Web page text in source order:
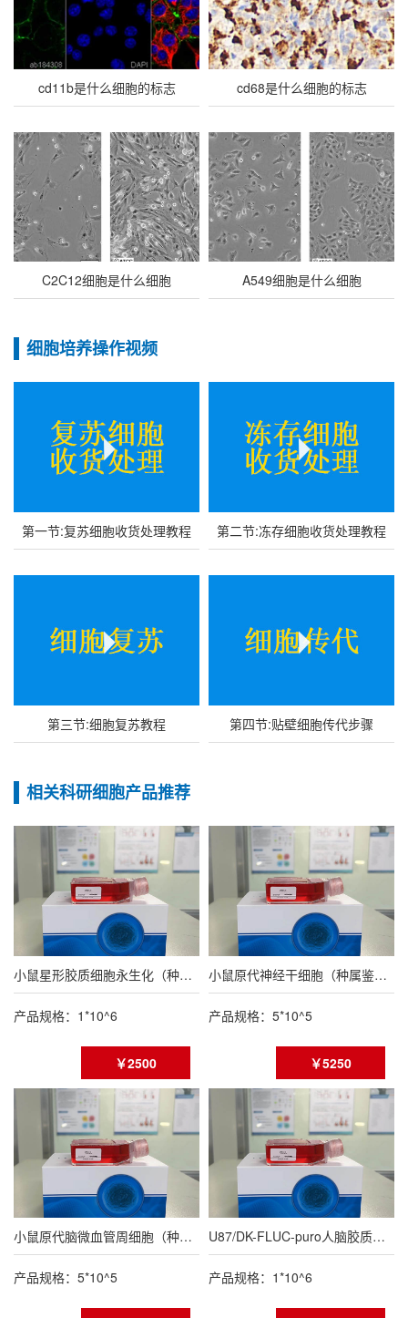
cd11b是什么细胞的标志 cd68是什么细胞的标志
C2C12细胞是什么细胞 A549细胞是什么细胞
细胞培养操作视频
第一节:复苏细胞收货处理教程 第二节:冻存细胞收货处理教程
第三节:细胞复苏教程 第四节:贴壁细胞传代步骤
相关科研细胞产品推荐
小鼠星形胶质细胞永生化（种属鉴定报告）
产品规格：1*10^6
￥2500
小鼠原代神经干细胞（种属鉴定报告）
产品规格：5*10^5
￥5250
小鼠原代脑微血管周细胞（种属鉴定报告）
产品规格：5*10^5
U87/DK-FLUC-puro人脑胶质母细胞瘤荧光素酶标记(FLUC标记)
产品规格：1*10^6